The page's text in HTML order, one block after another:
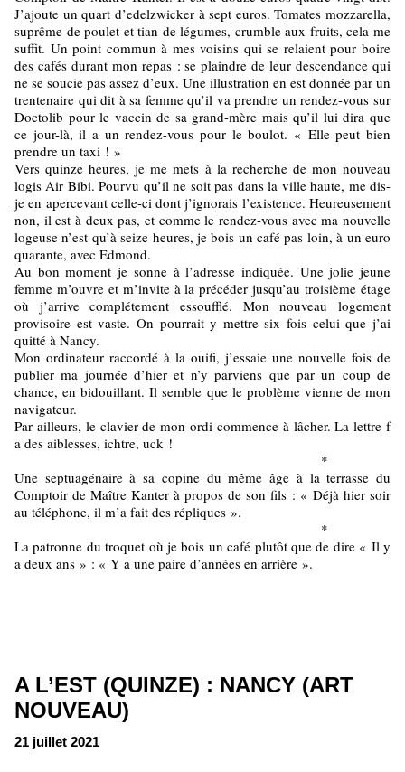
J’ajoute un quart d’edelzwicker à sept euros. Tomates mozzarella,
suprême de poulet et tian de légumes, crumble aux fruits, cela me
suffit. Un point commun à mes voisins qui se relaient pour boire
des cafés durant mon repas : se plaindre de leur descendance qui
ne se soucie pas assez d’eux. Une illustration en est donnée par un
trentenaire qui dit à sa femme qu’il va prendre un rendez-vous sur
Doctolib pour le vaccin de sa grand-mère mais qu’il lui dira que
ce jour-là, il a un rendez-vous pour le boulot. « Elle peut bien
prendre un taxi ! »
Vers quinze heures, je me mets à la recherche de mon nouveau
logis Air Bibi. Pourvu qu’il ne soit pas dans la ville haute, me dis-
je en apercevant celle-ci dont j’ignorais l’existence. Heureusement
non, il est à deux pas, et comme le rendez-vous avec ma nouvelle
logeuse n’est qu’à seize heures, je bois un café pas loin, à un euro
quarante, avec Edmond.
Au bon moment je sonne à l’adresse indiquée. Une jolie jeune
femme m’ouvre et m’invite à la précéder jusqu’au troisième étage
où j’arrive complétement essoufflé. Mon nouveau logement
provisoire est vaste. On pourrait y mettre six fois celui que j’ai
quitté à Nancy.
Mon ordinateur raccordé à la ouifi, j’essaie une nouvelle fois de
publier ma journée d’hier et n’y parviens que par un coup de
chance, en bidouillant. Il semble que le problème vienne de mon
navigateur.
Par ailleurs, le clavier de mon ordi commence à lâcher. La lettre f
a des aiblesses, ichtre, uck !
*
Une septuagénaire à sa copine du même âge à la terrasse du
Comptoir de Maître Kanter à propos de son fils : « Déjà hier soir
au téléphone, il m’a fait des répliques ».
*
La patronne du troquet où je bois un café plutôt que de dire « Il y
a deux ans » : « Y a une paire d’années en arrière ».
A L’EST (QUINZE) : NANCY (ART
NOUVEAU)
21 juillet 2021